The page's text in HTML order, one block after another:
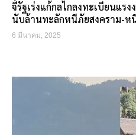
จี้รัฐเร่งแก้กลไกลงทะเบียนแร
นับล้านทะลักหนีภัยสงคราม-ห
6 มีนาคม, 2025